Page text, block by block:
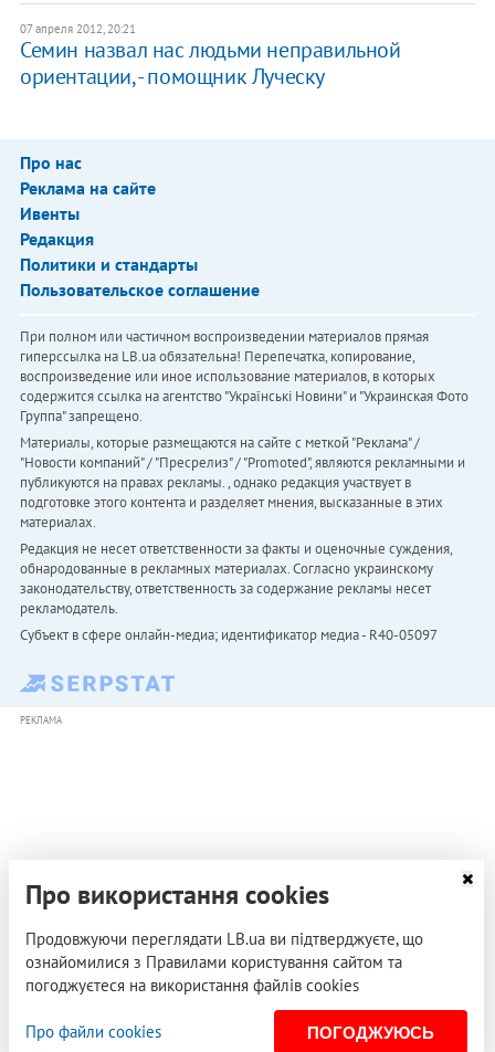
07 апреля 2012, 20:21
Семин назвал нас людьми неправильной
ориентации, - помощник Луческу
Про нас
Реклама на сайте
Ивенты
Редакция
Политики и стандарты
Пользовательское соглашение
При полном или частичном воспроизведении материалов прямая
гиперссылка на LB.ua обязательна! Перепечатка, копирование,
воспроизведение или иное использование материалов, в которых
содержится ссылка на агентство "Українськi Новини" и "Украинская Фото
Группа" запрещено.
Материалы, которые размещаются на сайте с меткой "Реклама" /
"Новости компаний" / "Пресрелиз" / "Promoted", являются рекламными и
публикуются на правах рекламы. , однако редакция участвует в
подготовке этого контента и разделяет мнения, высказанные в этих
материалах.
Редакция не несет ответственности за факты и оценочные суждения,
обнародованные в рекламных материалах. Согласно украинскому
законодательству, ответственность за содержание рекламы несет
рекламодатель.
Субъект в сфере онлайн-медиа; идентификатор медиа - R40-05097
РЕКЛАМА
Про використання cookies
Продовжуючи переглядати LB.ua ви підтверджуєте, що
ознайомилися з Правилами користування сайтом та
погоджуєтеся на використання файлів cookies
Про файли cookies ПОГОДЖУЮСЬ